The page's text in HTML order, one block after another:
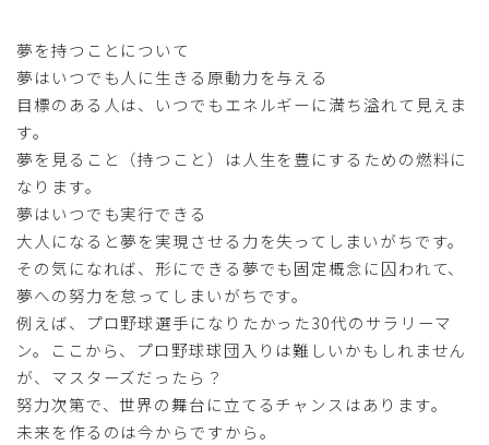
夢を持つことについて
夢はいつでも人に生きる原動力を与える
目標のある人は、いつでもエネルギーに満ち溢れて見えま
す。
夢を見ること（持つこと）は人生を豊にするための燃料に
なります。
夢はいつでも実行できる
大人になると夢を実現させる力を失ってしまいがちです。
その気になれば、形にできる夢でも固定概念に囚われて、
夢への努力を怠ってしまいがちです。
例えば、プロ野球選手になりたかった30代のサラリーマ
ン。ここから、プロ野球球団入りは難しいかもしれません
が、マスターズだったら？
努力次第で、世界の舞台に立てるチャンスはあります。
未来を作るのは今からですから。